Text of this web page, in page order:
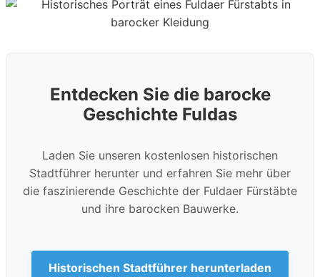
Entdecken Sie die barocke
Geschichte Fuldas
Laden Sie unseren kostenlosen historischen
Stadtführer herunter und erfahren Sie mehr über
die faszinierende Geschichte der Fuldaer Fürstäbte
und ihre barocken Bauwerke.
Historischen Stadtführer herunterladen